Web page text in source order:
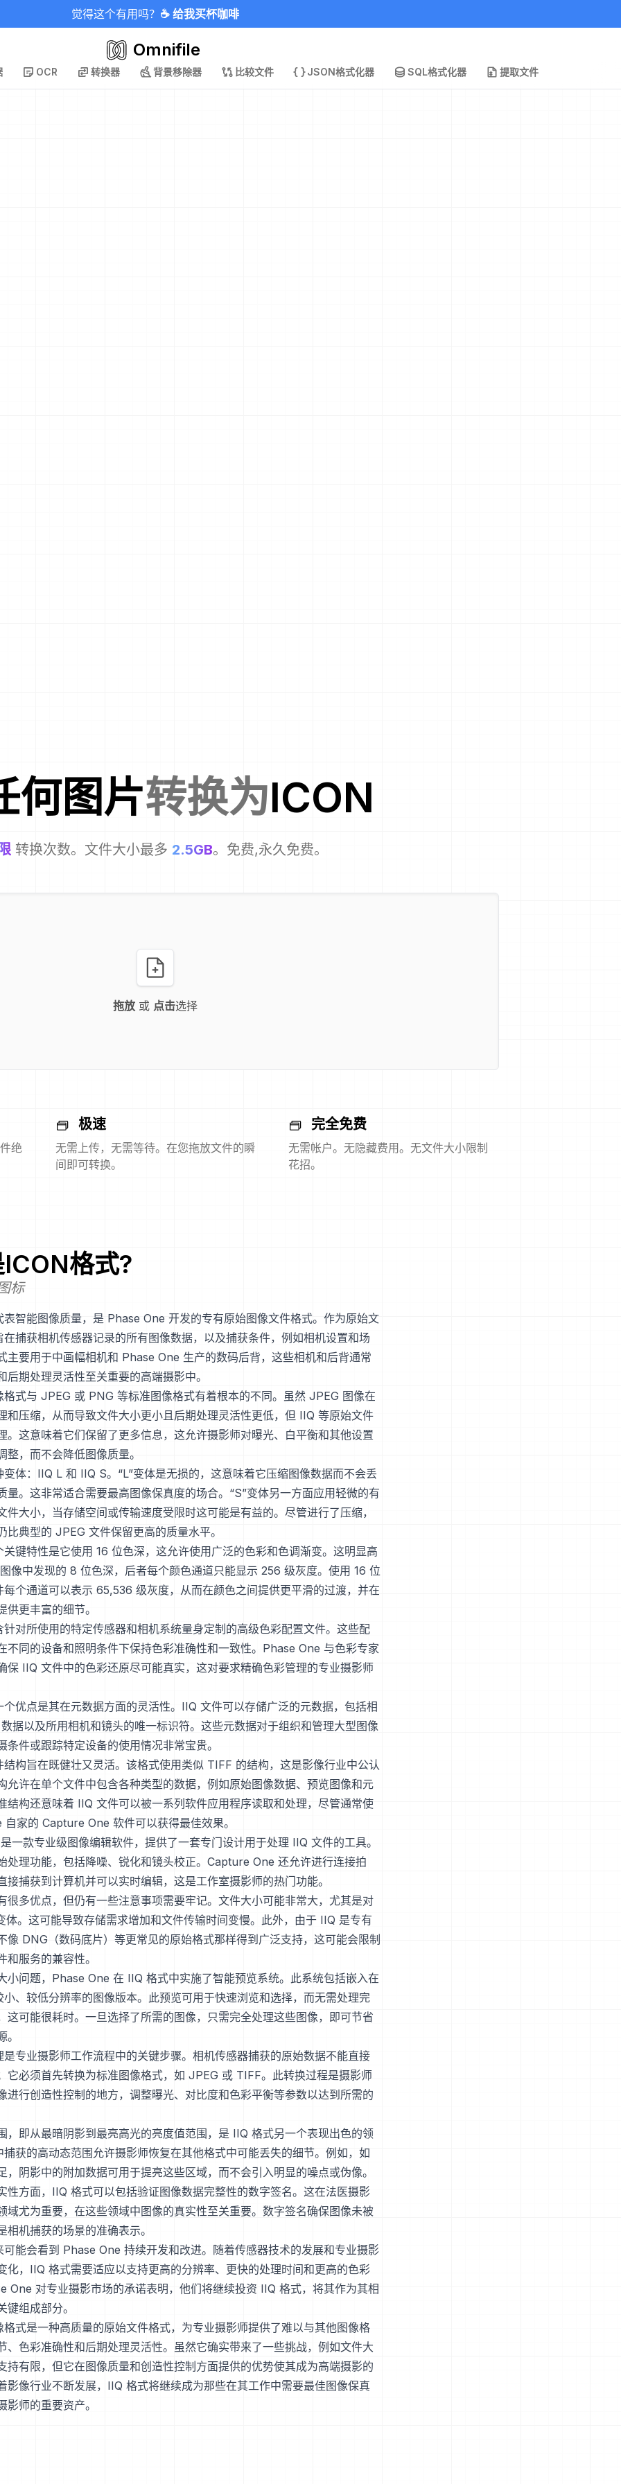
觉得这个有用吗？ ☕ 给我买杯咖啡
Omnifile
OCR 转换器 背景移除器 比较文件 JSON格式化器 SQL格式化器 提取文件
何图片转换为ICON
转换次数。文件大小最多 2.5GB。免费,永久免费。
拖放 或 点击选择
绝
极速
无需上传，无需等待。在您拖放文件的瞬
间即可转换。
完全免费
无需帐户。无隐藏费用。无文件大小限制
花招。
ICON格式?
标
智能图像质量，是 Phase One 开发的专有原始图像文件格式。作为原始文
捕获相机传感器记录的所有图像数据，以及捕获条件，例如相机设置和场
主要用于中画幅相机和 Phase One 生产的数码后背，这些相机和后背通常
后期处理灵活性至关重要的高端摄影中。
格式与 JPEG 或 PNG 等标准图像格式有着根本的不同。虽然 JPEG 图像在
和压缩，从而导致文件大小更小且后期处理灵活性更低，但 IIQ 等原始文件
。这意味着它们保留了更多信息，这允许摄影师对曝光、白平衡和其他设置
整，而不会降低图像质量。
体：IIQ L 和 IIQ S。“L”变体是无损的，这意味着它压缩图像数据而不会丢
量。这非常适合需要最高图像保真度的场合。“S”变体另一方面应用轻微的有
件大小，当存储空间或传输速度受限时这可能是有益的。尽管进行了压缩，
比典型的 JPEG 文件保留更高的质量水平。
键特性是它使用 16 位色深，这允许使用广泛的色彩和色调渐变。这明显高
像中发现的 8 位色深，后者每个颜色通道只能显示 256 级灰度。使用 16 位
个通道可以表示 65,536 级灰度，从而在颜色之间提供更平滑的过渡，并在
供更丰富的细节。
对所使用的特定传感器和相机系统量身定制的高级色彩配置文件。这些配
不同的设备和照明条件下保持色彩准确性和一致性。Phase One 与色彩专家
保 IIQ 文件中的色彩还原尽可能真实，这对要求精确色彩管理的专业摄影师
优点是其在元数据方面的灵活性。IIQ 文件可以存储广泛的元数据，包括相
据以及所用相机和镜头的唯一标识符。这些元数据对于组织和管理大型图像
条件或跟踪特定设备的使用情况非常宝贵。
构旨在既健壮又灵活。该格式使用类似 TIFF 的结构，这是影像行业中公认
允许在单个文件中包含各种类型的数据，例如原始图像数据、预览图像和元
结构还意味着 IIQ 文件可以被一系列软件应用程序读取和处理，尽管通常使
家的 Capture One 软件可以获得最佳效果。
一款专业级图像编辑软件，提供了一套专门设计用于处理 IIQ 文件的工具。
处理功能，包括降噪、锐化和镜头校正。Capture One 还允许进行连接拍
接捕获到计算机并可以实时编辑，这是工作室摄影师的热门功能。
很多优点，但仍有一些注意事项需要牢记。文件大小可能非常大，尤其是对
体。这可能导致存储需求增加和文件传输时间变慢。此外，由于 IIQ 是专有
像 DNG（数码底片）等更常见的原始格式那样得到广泛支持，这可能会限制
和服务的兼容性。
小问题，Phase One 在 IIQ 格式中实施了智能预览系统。此系统包括嵌入在
、较低分辨率的图像版本。此预览可用于快速浏览和选择，而无需处理完
这可能很耗时。一旦选择了所需的图像，只需完全处理这些图像，即可节省
专业摄影师工作流程中的关键步骤。相机传感器捕获的原始数据不能直接
它必须首先转换为标准图像格式，如 JPEG 或 TIFF。此转换过程是摄影师
进行创造性控制的地方，调整曝光、对比度和色彩平衡等参数以达到所需的
，即从最暗阴影到最亮高光的亮度值范围，是 IIQ 格式另一个表现出色的领
获的高动态范围允许摄影师恢复在其他格式中可能丢失的细节。例如，如
，阴影中的附加数据可用于提亮这些区域，而不会引入明显的噪点或伪像。
性方面，IIQ 格式可以包括验证图像数据完整性的数字签名。这在法医摄影
域尤为重要，在这些领域中图像的真实性至关重要。数字签名确保图像未被
相机捕获的场景的准确表示。
能会看到 Phase One 持续开发和改进。随着传感器技术的发展和专业摄影
化，IIQ 格式需要适应以支持更高的分辨率、更快的处理时间和更高的色彩
One 对专业摄影市场的承诺表明，他们将继续投资 IIQ 格式，将其作为其相
键组成部分。
式是一种高质量的原始文件格式，为专业摄影师提供了难以与其他图像格
、色彩准确性和后期处理灵活性。虽然它确实带来了一些挑战，例如文件大
持有限，但它在图像质量和创造性控制方面提供的优势使其成为高端摄影的
影像行业不断发展，IIQ 格式将继续成为那些在其工作中需要最佳图像保真
影师的重要资产。